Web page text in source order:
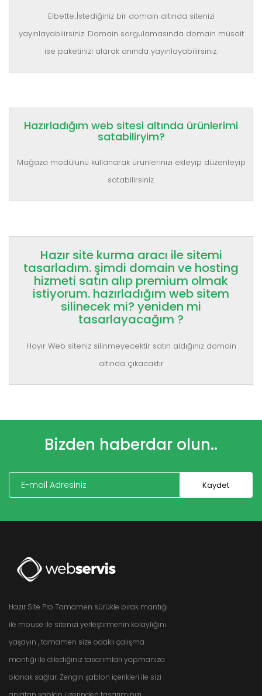
Elbette..İstediğiniz bir domain altında sitenizi
yayınlayabilirsiniz. Domain sorgulamasında domain müsait
ise paketinizi alarak anında yayınlayabilirsiniz.
Hazırladığım web sitesi altında ürünlerimi
satabiliryim?
Mağaza modülünü kullanarak ürünlerinizi ekleyip düzenleyip
satabilirsiniz.
Hazır site kurma aracı ile sitemi
tasarladım. şimdi domain ve hosting
hizmeti satın alıp premium olmak
istiyorum. hazırladığım web sitem
silinecek mi? yeniden mi
tasarlayacağım ?
Hayır Web siteniz silinmeyecektir satın aldığınız domain
altında çıkacaktır
Bizden haberdar olun..
Hazır Site Pro Tamamen sürükle bırak mantığı
ile mouse ile sitenizi yerleştirmenin kolaylığını
yaşayın , tamamen size odaklı çalışma
mantığı ile dilediğiniz tasarımları yapmanıza
olanak sağlar. Zengin şablon içerikleri ile sizi